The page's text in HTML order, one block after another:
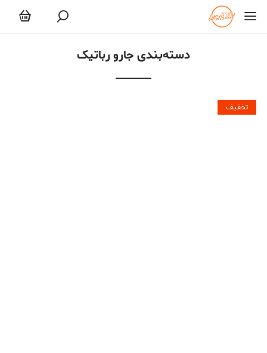
دسته‌بندی جارو رباتیک
تخفیف